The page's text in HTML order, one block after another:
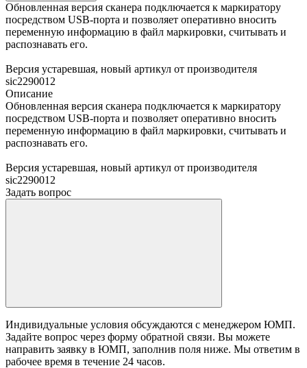
Обновленная версия сканера подключается к маркиратору
посредством USB-порта и позволяет оперативно вносить
переменную информацию в файл маркировки, считывать и
распознавать его.
Версия устаревшая, новый артикул от производителя
sic2290012
Описание
Обновленная версия сканера подключается к маркиратору
посредством USB-порта и позволяет оперативно вносить
переменную информацию в файл маркировки, считывать и
распознавать его.
Версия устаревшая, новый артикул от производителя
sic2290012
Задать вопрос
Индивидуальные условия обсуждаются с менеджером ЮМП.
Задайте вопрос через форму обратной связи. Вы можете
направить заявку в ЮМП, заполнив поля ниже. Mы ответим в
рабочее время в течение 24 часов.